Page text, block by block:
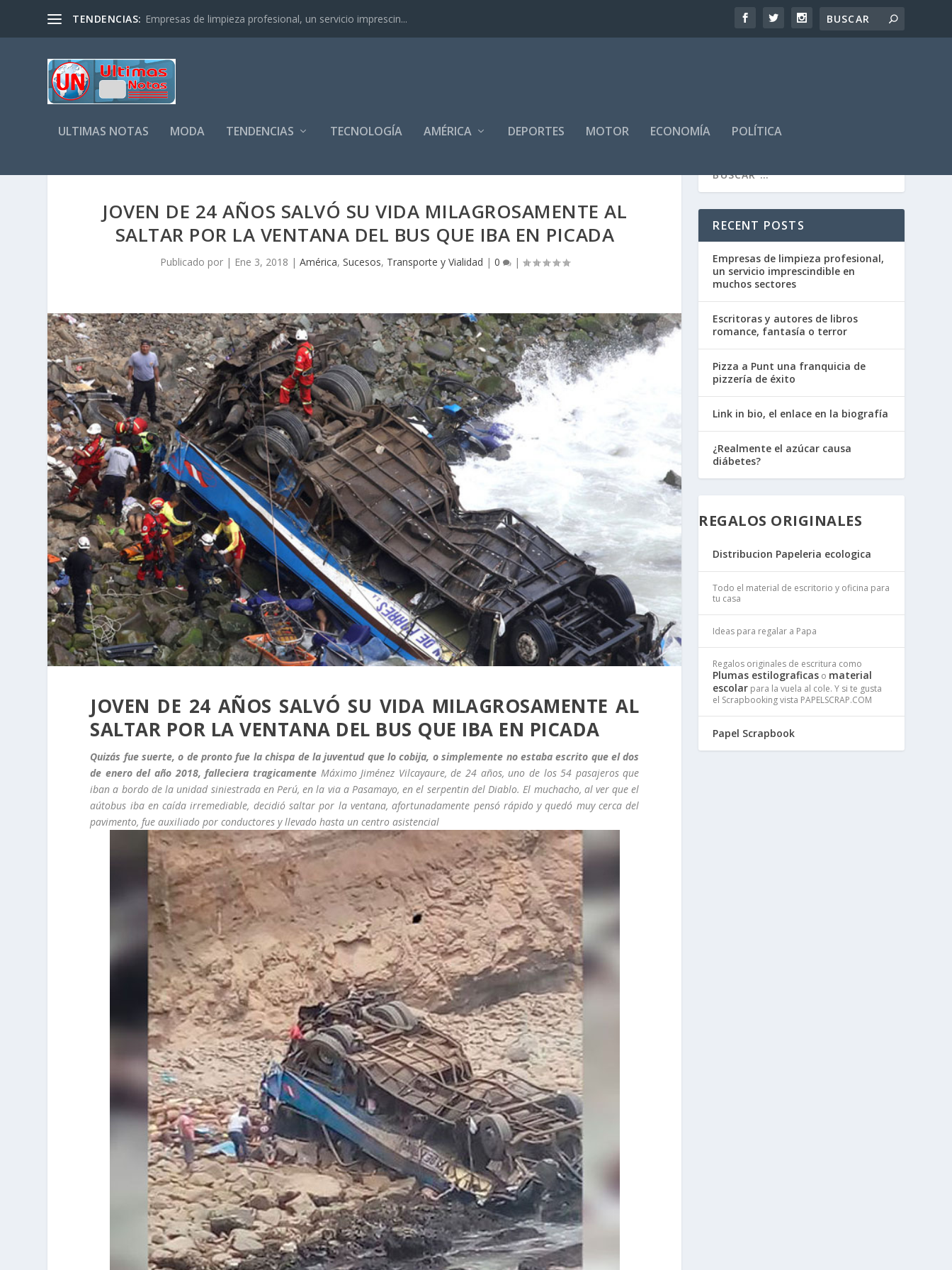
TENDENCIAS: Empresas de limpieza profesional, un servicio imprescin...
ULTIMAS NOTAS MODA TENDENCIAS TECNOLOGÍA AMÉRICA DEPORTES MOTOR ECONOMÍA POLÍTICA
JOVEN DE 24 AÑOS SALVÓ SU VIDA MILAGROSAMENTE AL
SALTAR POR LA VENTANA DEL BUS QUE IBA EN PICADA
Publicado por | Ene 3, 2018 | América, Sucesos, Transporte y Vialidad | 0 |
JOVEN DE 24 AÑOS SALVÓ SU VIDA MILAGROSAMENTE AL
SALTAR POR LA VENTANA DEL BUS QUE IBA EN PICADA
Quizás fue suerte, o de pronto fue la chispa de la juventud que lo cobija, o simplemente no estaba escrito que el dos
de enero del año 2018, falleciera tragicamente Máximo Jiménez Vilcayaure, de 24 años, uno de los 54 pasajeros que
iban a bordo de la unidad siniestrada en Perú, en la via a Pasamayo, en el serpentin del Diablo. El muchacho, al ver que el
aútobus iba en caída irremediable, decidió saltar por la ventana, afortunadamente pensó rápido y quedó muy cerca del
pavimento, fue auxiliado por conductores y llevado hasta un centro asistencial
RECENT POSTS
Empresas de limpieza profesional,
un servicio imprescindible en
muchos sectores
Escritoras y autores de libros
romance, fantasía o terror
Pizza a Punt una franquicia de
pizzería de éxito
Link in bio, el enlace en la biografía
¿Realmente el azúcar causa
diábetes?
REGALOS ORIGINALES
Distribucion Papeleria ecologica
Todo el material de escritorio y oficina para
tu casa
Ideas para regalar a Papa
Regalos originales de escritura como
Plumas estilograficas o material
escolar para la vuela al cole. Y si te gusta
el Scrapbooking vista PAPELSCRAP.COM
Papel Scrapbook